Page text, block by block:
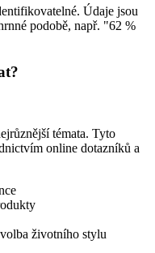
Údaje jsou
podobě, např. "62 %
témata. Tyto
online dotazníků a
životního stylu